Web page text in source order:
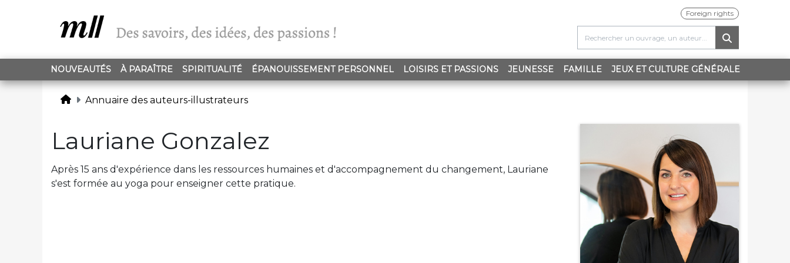
Foreign rights
NOUVEAUTÉS À PARAÎTRE SPIRITUALITÉ ÉPANOUISSEMENT PERSONNEL LOISIRS ET PASSIONS JEUNESSE FAMILLE JEUX ET CULTURE GÉNÉRALE
Annuaire des auteurs-illustrateurs
Lauriane Gonzalez
Après 15 ans d'expérience dans les ressources humaines et d'accompagnement du changement, Lauriane
s'est formée au yoga pour enseigner cette pratique.